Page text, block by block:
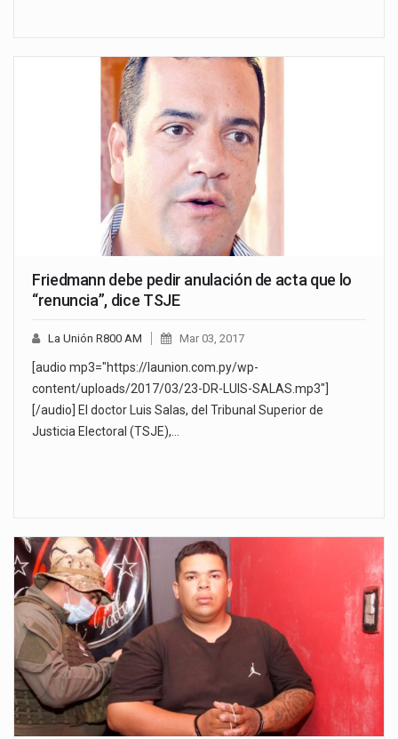
Friedmann debe pedir anulación de acta que lo
“renuncia”, dice TSJE
La Unión R800 AM Mar 03, 2017
[audio mp3="https://launion.com.py/wp-
content/uploads/2017/03/23-DR-LUIS-SALAS.mp3"]
[/audio] El doctor Luis Salas, del Tribunal Superior de
Justicia Electoral (TSJE),…